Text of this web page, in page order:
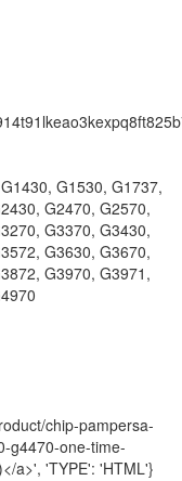
G1530, G1737,
G2470, G2570,
G3370, G3430,
G3630, G3670,
G3970, G3971,
chip-pampersa-
g4470-one-time-
a>', 'TYPE': 'HTML'}